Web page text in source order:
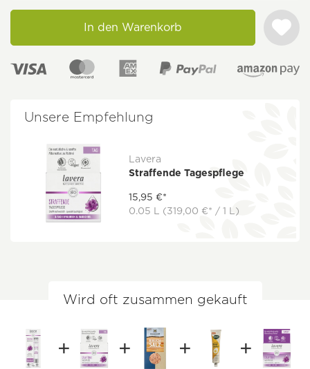
In den Warenkorb
Unsere Empfehlung
Lavera
Straffende Tagespflege
15,95 €*
0.05 L (319,00 €* / 1 L)
Wird oft zusammen gekauft